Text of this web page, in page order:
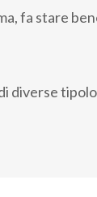
fa stare
diverse